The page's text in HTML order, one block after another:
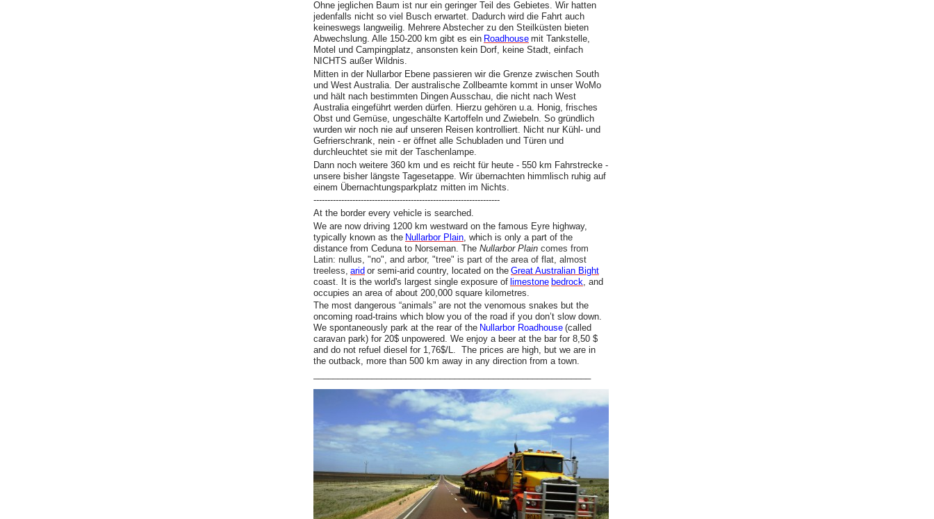
Ohne jeglichen Baum ist nur ein geringer Teil des Gebietes. Wir hatten
jedenfalls nicht so viel Busch erwartet. Dadurch wird die Fahrt auch
keineswegs langweilig. Mehrere Abstecher zu den Steilküsten bieten
Abwechslung. Alle 150-200 km gibt es ein Roadhouse mit Tankstelle,
Motel und Campingplatz, ansonsten kein Dorf, keine Stadt, einfach
NICHTS außer Wildnis.
Mitten in der Nullarbor Ebene passieren wir die Grenze zwischen South
und West Australia. Der australische Zollbeamte kommt in unser WoMo
und hält nach bestimmten Dingen Ausschau, die nicht nach West
Australia eingeführt werden dürfen. Hierzu gehören u.a. Honig, frisches
Obst und Gemüse, ungeschälte Kartoffeln und Zwiebeln. So gründlich
wurden wir noch nie auf unseren Reisen kontrolliert. Nicht nur Kühl- und
Gefrierschrank, nein - er öffnet alle Schubladen und Türen und
durchleuchtet sie mit der Taschenlampe.
Dann noch weitere 360 km und es reicht für heute - 550 km Fahrstrecke -
unsere bisher längste Tagesetappe. Wir übernachten himmlisch ruhig auf
einem Übernachtungsparkplatz mitten im Nichts.
-------------------------------------------------------------------
At the border every vehicle is searched.
We are now driving 1200 km westward on the famous Eyre highway,
typically known as the Nullarbor Plain , which is only a part of the
distance from Ceduna to Norseman. The Nullarbor Plain comes from
Latin: nullus, "no", and arbor, "tree" is part of the area of flat, almost
treeless, arid or semi-arid country, located on the Great Australian Bight
coast. It is the world's largest single exposure of limestone bedrock , and
occupies an area of about 200,000 square kilometres.
The most dangerous “animals” are not the venomous snakes but the
oncoming road-trains which blow you of the road if you don’t slow down.
We spontaneously park at the rear of the Nullarbor Roadhouse (called
caravan park) for 20$ unpowered. We enjoy a beer at the bar for 8,50 $
and do not refuel diesel for 1,76$/L. The prices are high, but we are in
the outback, more than 500 km away in any direction from a town.